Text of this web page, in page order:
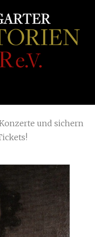
Händel Samson
und sichern